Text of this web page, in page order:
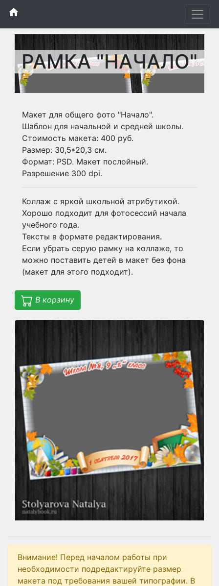
home
РАМКА "НАЧАЛО"
Макет для общего фото "Начало".
Шаблон для начальной и средней школы.
Стоимость макета: 400 руб.
Размер: 30,5*20,3 см.
Формат: PSD. Макет послойный.
Разрешение 300 dpi.
Коллаж с яркой школьной атрибутикой.
Хорошо подходит для фотосессий начала
учебного года.
Тексты в формате редактирования.
Если убрать серую рамку на коллаже, то
можно поставить детей в макет без фона
(макет для этого подходит).
В корзину
Внимание! Перед началом работы при
необходимости подредактируйте размер
макета под требования вашей типографии. В